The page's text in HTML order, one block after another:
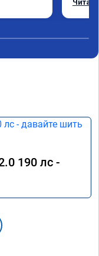
190 лс -